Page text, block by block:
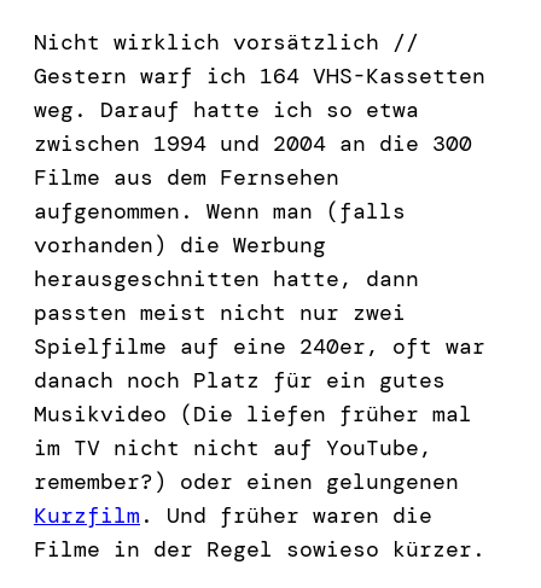
Nicht wirklich vorsätzlich //
Gestern warf ich 164 VHS-Kassetten
weg. Darauf hatte ich so etwa
zwischen 1994 und 2004 an die 300
Filme aus dem Fernsehen
aufgenommen. Wenn man (falls
vorhanden) die Werbung
herausgeschnitten hatte, dann
passten meist nicht nur zwei
Spielfilme auf eine 240er, oft war
danach noch Platz für ein gutes
Musikvideo (Die liefen früher mal
im TV nicht nicht auf YouTube,
remember?) oder einen gelungenen
Kurzfilm . Und früher waren die
Filme in der Regel sowieso kürzer.